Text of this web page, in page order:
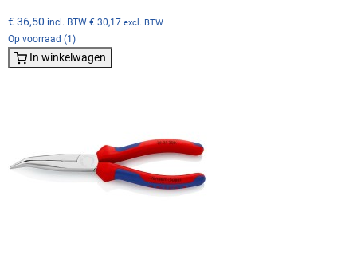
€ 36,50 incl. BTW € 30,17 excl. BTW
Op voorraad (1)
In winkelwagen